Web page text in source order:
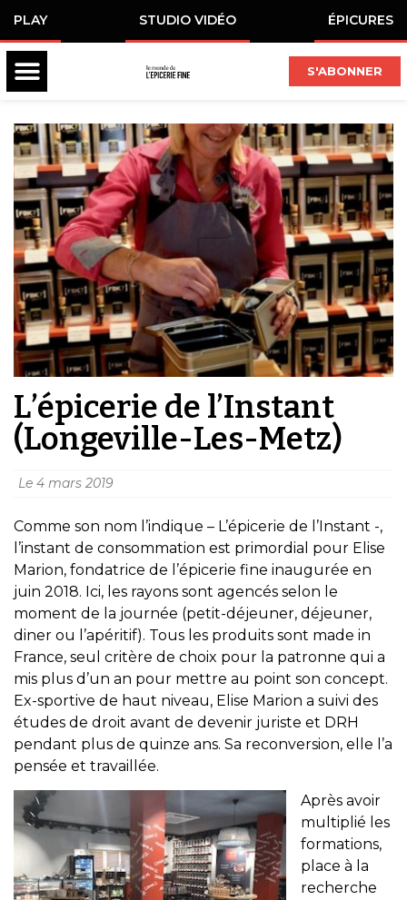
PLAY STUDIO VIDÉO ÉPICURES
S'ABONNER
L’épicerie de l’Instant
(Longeville-Les-Metz)
Le 4 mars 2019
Comme son nom l’indique – L’épicerie de l’Instant -,
l’instant de consommation est primordial pour Elise
Marion, fondatrice de l’épicerie fine inaugurée en
juin 2018. Ici, les rayons sont agencés selon le
moment de la journée (petit-déjeuner, déjeuner,
diner ou l’apéritif). Tous les produits sont made in
France, seul critère de choix pour la patronne qui a
mis plus d’un an pour mettre au point son concept.
Ex-sportive de haut niveau, Elise Marion a suivi des
études de droit avant de devenir juriste et DRH
pendant plus de quinze ans. Sa reconversion, elle l’a
pensée et travaillée.
Après avoir
multiplié les
formations,
place à la
recherche